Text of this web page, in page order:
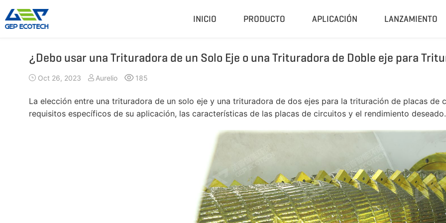
INICIO PRODUCTO
Trituradora De Residuos
Trituradora De Doble Eje
Trituradora De Eje Simple
Trituradora De Cuatro Ejes
Trituradora De Piedra
Trituradora De Martillos
Trituradora De Mandíbula
Trituradora De Impacto
Compactador Y Granulador
Máquina De Pellets RDF
Granulador Universal
Planta
Planta
Planta
Sistema
Planta De
APLICACIÓN LANZAMIENTO
¿Debo usar una Trituradora de un Solo Eje o una Trituradora de Doble eje para
Oct 26, 2023 Aurelio 185
La elección entre una trituradora de un solo eje y una trituradora de dos ejes para la trituración de placas
requisitos específicos de su aplicación, las características de las placas de circuitos y el rendimiento deseado.